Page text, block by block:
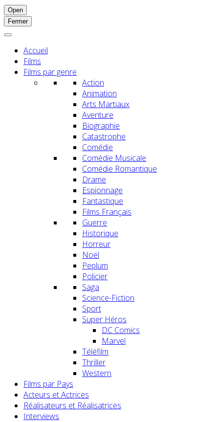
Open
Fermer
Accueil
Films
Films par genre
Action
Animation
Arts Martiaux
Aventure
Biographie
Catastrophe
Comédie
Comédie Musicale
Comédie Romantique
Drame
Espionnage
Fantastique
Films Français
Guerre
Historique
Horreur
Noël
Peplum
Policier
Saga
Science-Fiction
Sport
Super Héros
DC Comics
Marvel
Téléfilm
Thriller
Western
Films par Pays
Acteurs et Actrices
Réalisateurs et Réalisatrices
Interviews